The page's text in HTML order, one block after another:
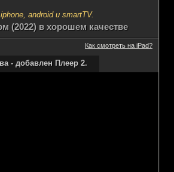
android и smartTV.
(2022) в хорошем качестве
Как смотреть на iPad?
- добавлен Плеер 2.